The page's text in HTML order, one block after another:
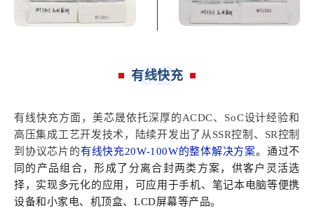
02
有线快充
有线快充方面，美芯晟依托深厚的ACDC、SoC设计经验和
高压集成工艺开发技术，陆续开发出了从SSR控制、SR控制
到协议芯片的有线快充20W-100W的整体解决方案。通过不
同的产品组合，形成了分离合封两类方案，供客户灵活选
择，实现多元化的应用，可应用于手机、笔记本电脑等便携
设备和小家电、机顶盒、LCD屏幕等产品。